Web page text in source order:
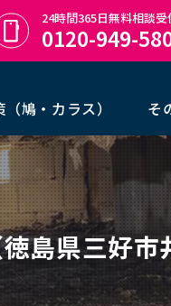
鳩・カラス） そ
24時間365日無料相談受
0120-949-
島県三好市